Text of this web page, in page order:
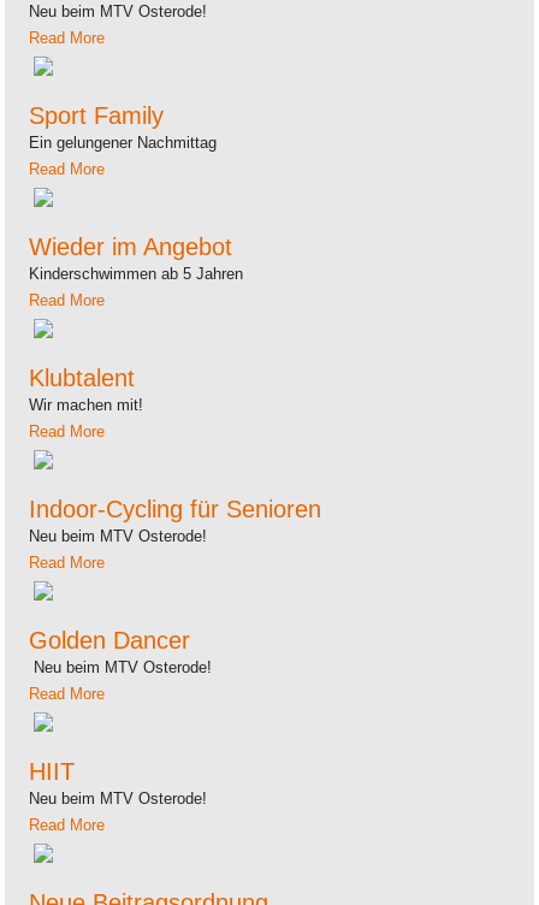
Neu beim MTV Osterode!
Read More
Sport Family
Ein gelungener Nachmittag
Read More
Wieder im Angebot
Kinderschwimmen ab 5 Jahren
Read More
Klubtalent
Wir machen mit!
Read More
Indoor-Cycling für Senioren
Neu beim MTV Osterode!
Read More
Golden Dancer
Neu beim MTV Osterode!
Read More
HIIT
Neu beim MTV Osterode!
Read More